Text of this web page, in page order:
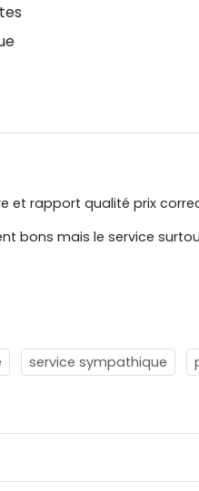
et rapport qualité prix
bons mais le service
service sympathique